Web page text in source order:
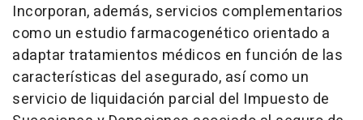
Incorporan, además, servicios complementarios
como un estudio farmacogenético orientado a
adaptar tratamientos médicos en función de las
características del asegurado, así como un
servicio de liquidación parcial del Impuesto de